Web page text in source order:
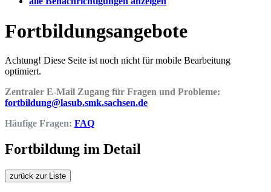
Fortbildungsangebote
Achtung! Diese Seite ist noch nicht für mobile Bearbeitung
optimiert.
Zentraler E-Mail Zugang für Fragen und Probleme:
fortbildung@lasub.smk.sachsen.de
Häufige Fragen: FAQ
Fortbildung im Detail
zurück zur Liste